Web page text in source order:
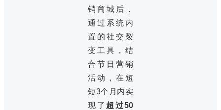
销商城后，
通过系统内
置的社交裂
变工具，结
合节日营销
活动，在短
短3个月内实
现了 超过50